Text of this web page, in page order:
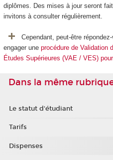
diplômes. Des mises à jour seront
invitons à consulter régulièrement.
Cependant, peut-être
engager une procédure de Validation
Études Supérieures (VAE / VES)
Dans la même
Le statut d'étudiant
Tarifs
Dispenses